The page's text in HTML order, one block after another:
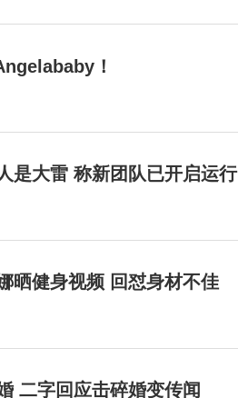
！
是大雷 称新团队已开启运行
晒健身视频 回怼身材不佳
二字回应击碎婚变传闻